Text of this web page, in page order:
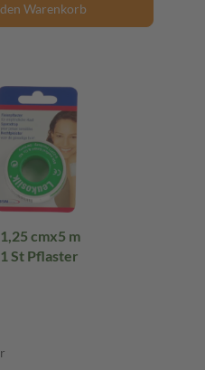
Warenkorb
cmx5 m
St Pflaster